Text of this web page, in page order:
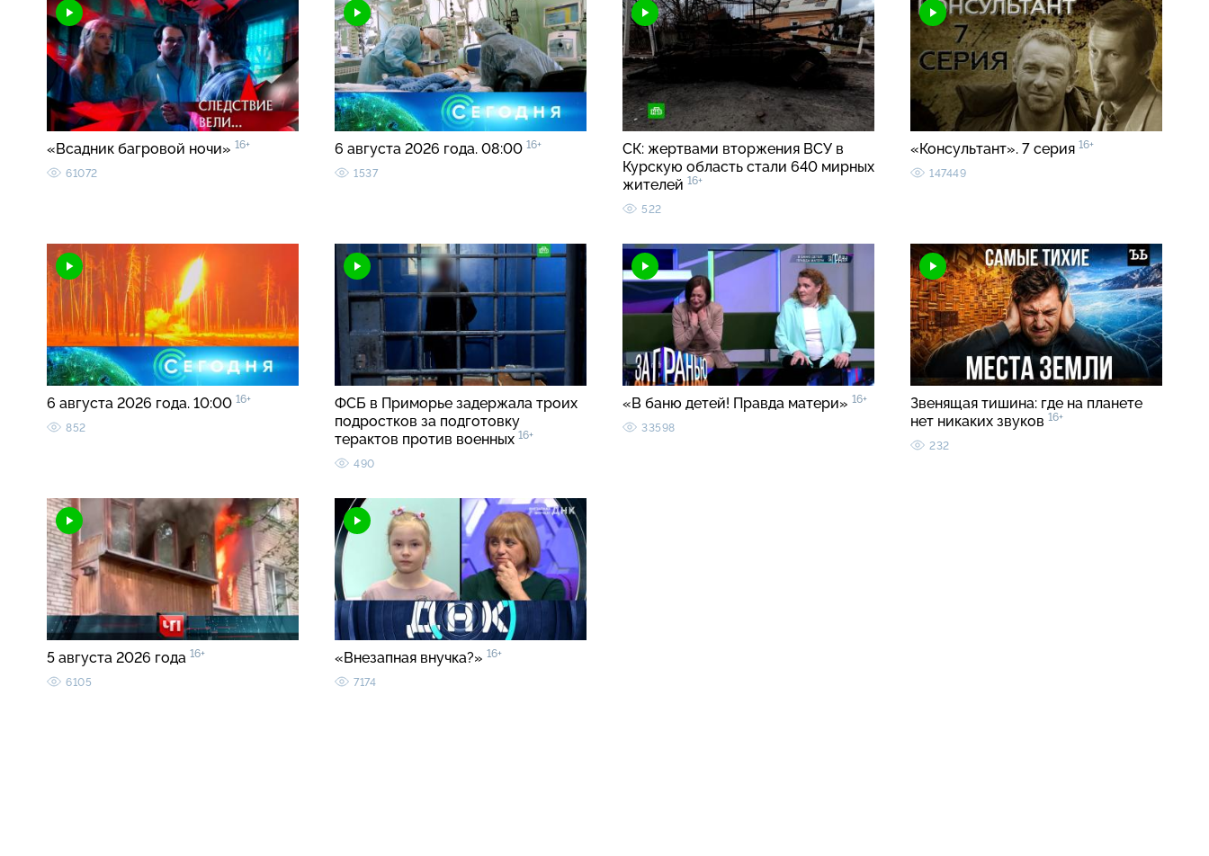
«Всадник багровой ночи» 16+
61072
6 августа 2026 года. 08:00 16+
1537
СК: жертвами вторжения ВСУ в
Курскую область стали 640 мирных
жителей 16+
522
«Консультант». 7 серия 16+
147449
6 августа 2026 года. 10:00 16+
852
ФСБ в Приморье задержала троих
подростков за подготовку
терактов против военных 16+
490
«В баню детей! Правда матери» 16+
33598
Звенящая тишина: где на планете
нет никаких звуков 16+
232
5 августа 2026 года 16+
6105
«Внезапная внучка?» 16+
7174